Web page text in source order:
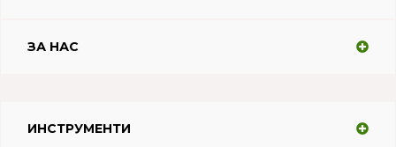
ЗА НАС
ИНСТРУМЕНТИ